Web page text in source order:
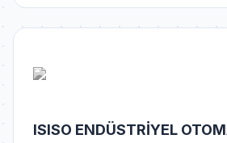
ISISO ENDÜSTRİYEL